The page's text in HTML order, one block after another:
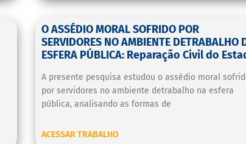
O ASSÉDIO MORAL SOFRIDO POR
SERVIDORES NO AMBIENTE DETRABALHO
ESFERA PÚBLICA: Reparação Civil do
A presente pesquisa estudou o assédio moral
por servidores no ambiente detrabalho na esfera
pública, analisando as formas de
ACESSAR TRABALHO